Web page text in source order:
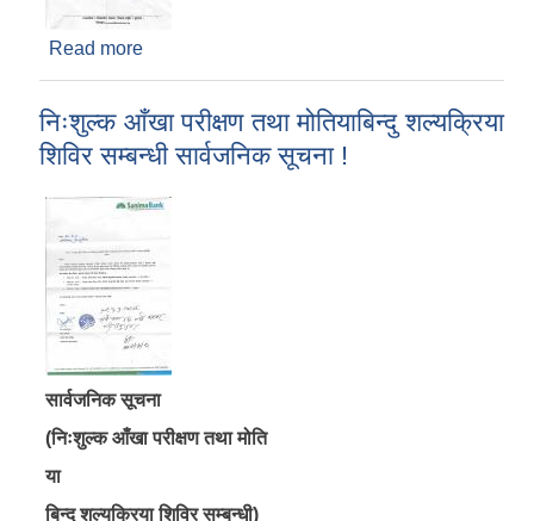
Read more
निःशुल्क आँखा परीक्षण तथा मोतियाबिन्दु शल्यक्रिया
शिविर सम्बन्धी सार्वजनिक सूचना !
सार्वजनिक सूचना
(निःशुल्क आँखा परीक्षण तथा मोति
या
बिन्दु शल्यक्रिया शिविर सम्बन्धी)